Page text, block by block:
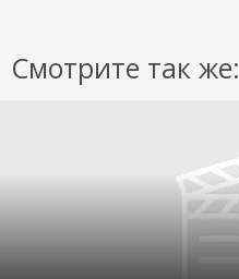
Смотрите так же: